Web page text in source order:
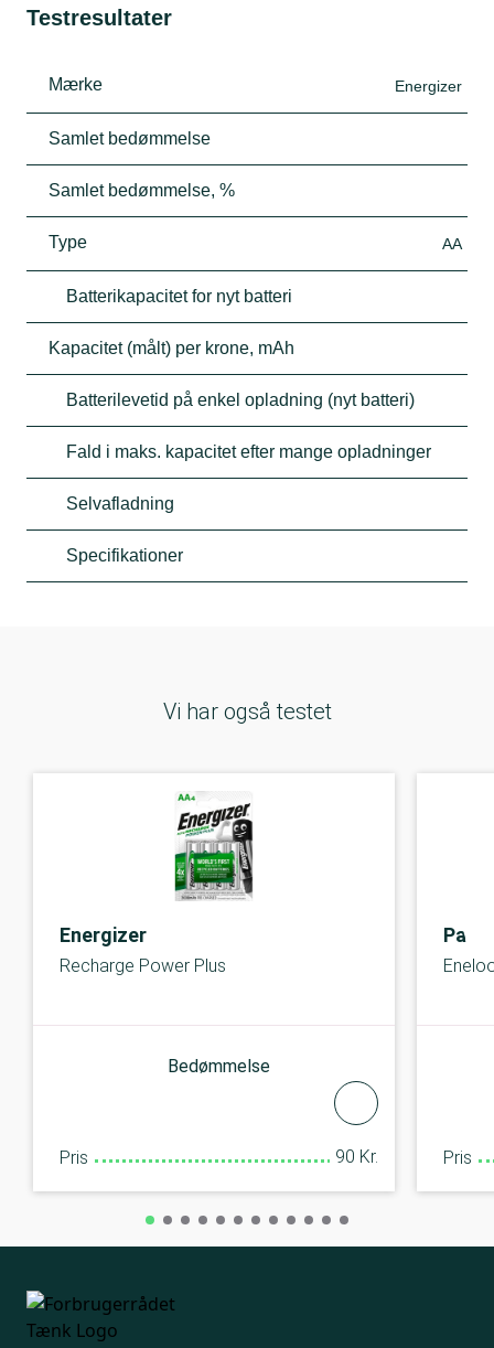
Testresultater
Mærke Energizer
Samlet bedømmelse
Samlet bedømmelse, %
Type AA
Batterikapacitet for nyt batteri
Kapacitet (målt) per krone, mAh
Batterilevetid på enkel opladning (nyt batteri)
Fald i maks. kapacitet efter mange opladninger
Selvafladning
Specifikationer
Vi har også testet
Energizer
Recharge Power Plus
Bedømmelse
Pris 90 Kr. Pris